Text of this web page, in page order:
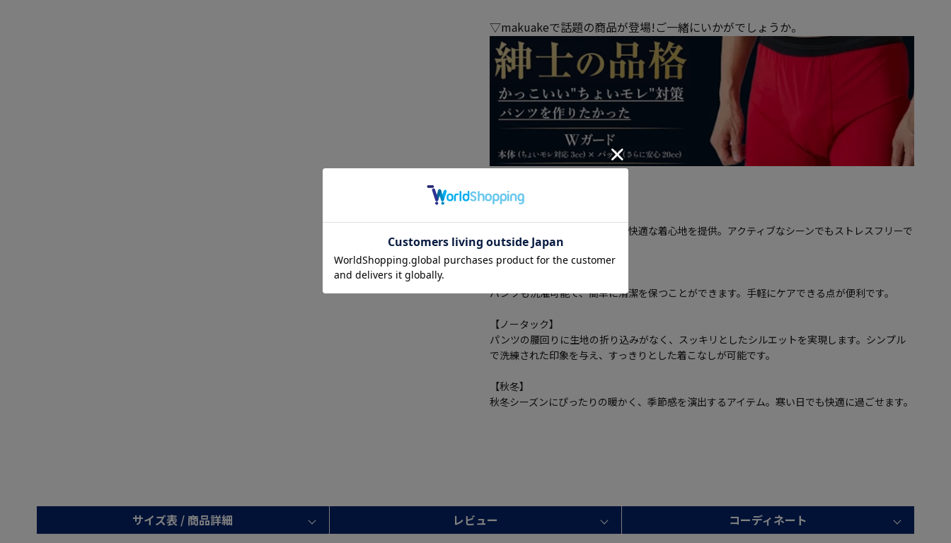
▽makuakeで話題の商品が登場!ご一緒にいかがでしょうか。
機能
ストレッチ素材で動きやすく、快適な着心地を提供。アクティブなシーンでもストレスフリーで
着用できます。
パンツも洗濯可能で、簡単に清潔を保つことができます。手軽にケアできる点が便利です。
【ノータック】
パンツの腰回りに生地の折り込みがなく、スッキリとしたシルエットを実現します。シンプル
で洗練された印象を与え、すっきりとした着こなしが可能です。
【秋冬】
秋冬シーズンにぴったりの暖かく、季節感を演出するアイテム。寒い日でも快適に過ごせます。
サイズ表 / 商品詳細 レビュー コーディネート